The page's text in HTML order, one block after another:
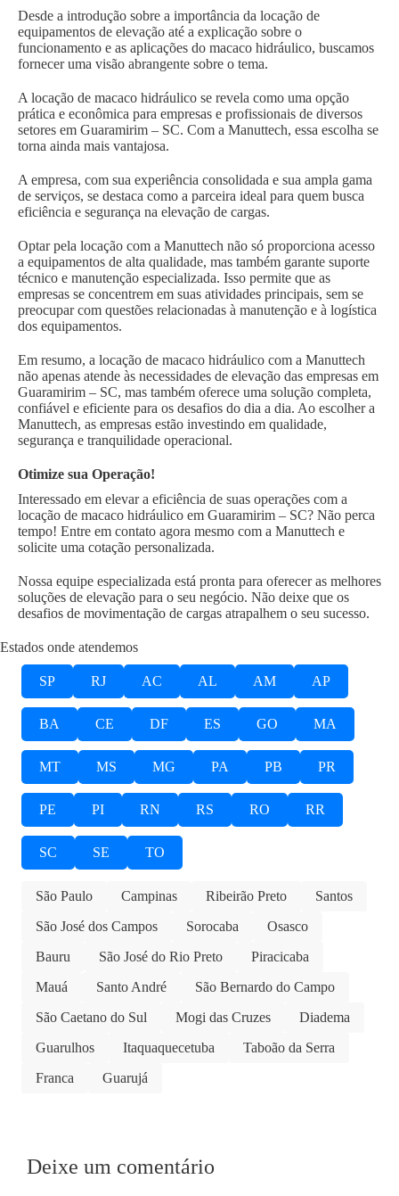
Desde a introdução sobre a importância da locação de
equipamentos de elevação até a explicação sobre o
funcionamento e as aplicações do macaco hidráulico, buscamos
fornecer uma visão abrangente sobre o tema.
A locação de macaco hidráulico se revela como uma opção
prática e econômica para empresas e profissionais de diversos
setores em Guaramirim – SC. Com a Manuttech, essa escolha se
torna ainda mais vantajosa.
A empresa, com sua experiência consolidada e sua ampla gama
de serviços, se destaca como a parceira ideal para quem busca
eficiência e segurança na elevação de cargas.
Optar pela locação com a Manuttech não só proporciona acesso
a equipamentos de alta qualidade, mas também garante suporte
técnico e manutenção especializada. Isso permite que as
empresas se concentrem em suas atividades principais, sem se
preocupar com questões relacionadas à manutenção e à logística
dos equipamentos.
Em resumo, a locação de macaco hidráulico com a Manuttech
não apenas atende às necessidades de elevação das empresas em
Guaramirim – SC, mas também oferece uma solução completa,
confiável e eficiente para os desafios do dia a dia. Ao escolher a
Manuttech, as empresas estão investindo em qualidade,
segurança e tranquilidade operacional.
Otimize sua Operação!
Interessado em elevar a eficiência de suas operações com a
locação de macaco hidráulico em Guaramirim – SC? Não perca
tempo! Entre em contato agora mesmo com a Manuttech e
solicite uma cotação personalizada.
Nossa equipe especializada está pronta para oferecer as melhores
soluções de elevação para o seu negócio. Não deixe que os
desafios de movimentação de cargas atrapalhem o seu sucesso.
Estados onde atendemos
SP RJ AC AL AM AP
BA CE DF ES GO MA
MT MS MG PA PB PR
PE PI RN RS RO RR
SC SE TO
São Paulo Campinas Ribeirão Preto
Santos
São José dos Campos
Sorocaba
Osasco
Bauru
São José do Rio Preto
Piracicaba
Mauá
Santo André
São Bernardo do Campo
São Caetano do Sul
Mogi das Cruzes
Diadema
Guarulhos
Itaquaquecetuba
Taboão da Serra
Franca
Guarujá
Deixe um comentário